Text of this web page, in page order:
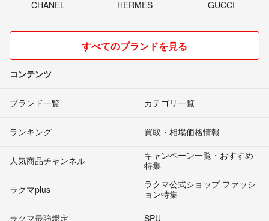
CHANEL HERMES GUCCI
すべてのブランドを見る
コンテンツ
ブランド一覧 カテゴリ一覧
ランキング 買取・相場価格情報
人気商品チャンネル
キャンペーン一覧・おすすめ
特集
ラクマplus
ラクマ公式ショップ ファッシ
ョン特集
ラクマ最強鑑定
SPU